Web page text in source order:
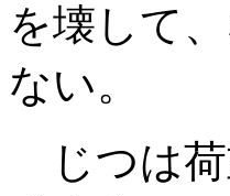
を壊して
ない。
じつは荷